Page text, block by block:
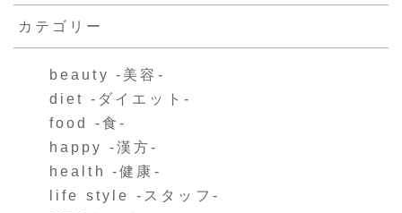
カテゴリー
beauty -美容-
diet -ダイエット-
food -食-
happy -漢方-
health -健康-
life style -スタッフ-